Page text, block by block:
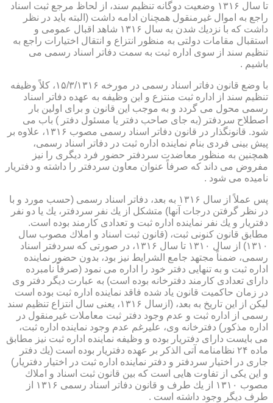
تا سال ۱۳۱۶ وضعیت دوگانه تنظیم سند، از لحاظ مرجع ثبت اسناد
راجع به اموال غیرمنقول همچنان ادامه داشت (البته باید در نظر
داشت كه با نزدیك شدن به سال ۱۳۱۶ شاهد اقبال عمومی و
استقبال مقامات دولتی به منظور انتزاع و انتقال اختیارات راجع به
تنظیم سند از سوی اداره ثبت به سمت دفاتر اسناد رسمی می
باشیم .
با وضع قانون دفاتر اسناد رسمی در مورخه ۱۵/۳/۱۳۱۶، كلاً وظیفه
تنظیم سند از اداره ثبت منتزع و این وظیفه به عهده دفاتر اسناد
رسمی محول می گردد و به موجب این قانون و برای اولین بار
اصطلاح سردفتر (به جای صاحب دفتر یا مسئول دفتر ) باب می
شود. قانونگذار در قانون دفاتر اسناد رسمی مصوب ۱۳۱۶، علاوه بر
پیش بینی فردی بنام نماینده اداره ثبت در دفاتر اسناد رسمی،
همچنین به منظور معاضدت سردفتر حضور فرد دیگری را نیز
مفروض می داند كه صرفاً عنوان معاون سردفتر را داشته و دفتریار
نامیده می شود .
پس عملاً از سال ۱۳۱۶ به بعد، دفاتر اسناد رسمی (حسب مورد و با
در نظر گرفتن درجات آنها) متشكل از یك نفر سردفتر، یك یا دو نفر
دفتریار و یك نفر نماینده اداره ثبت و تعدادی كارمند بوده است.
مطابق قانون كنونی ثبت، (قانون ثبت اسناد و املاك مصوب سال
۱۳۱۰) از سال ۱۳۱۰ تا سال ۱۳۱۶، در صورتی كه سردفتر اسناد
رسمی، ضمناً مجتهد جامع الشرایط نیز بود، بدون حضور نماینده
اداره ثبت و به تنهایی دفتر خود را اداره می نمود (صرفاً نامبرده
دارای تعدادی كارمند دفترخانه بوده است) به عبارت دیگر دفتر وی
در زمان حاكمیت قانون یاد شده فاقد نماینده اداره ثبت بوده است
لیكن از این تاریخ به بعد، (ازسال ۱۳۱۶، یعنی سال انتزاع تنظیم سند
رسمی از اداره ثبت و عدم وجود دفتر ثبت معاملات غیرمنقول در
اداره مذكور) دفترخانه وی، علیرغم عدم وجود نماینده اداره ثبت،
می بایست دارای دفتریار بوده و وظیفه نماینده اداره ثبت نیز مطابق
ماده ۲۴ نظامنامه آتی الذكر بر عهده دفتریار بوده است (یك دفتر
جاری در اختیار سردفتر و دفتر نماینده اداره ثبت در اختیار دفتریار)
و این یكی از تفاوت هایی است كه بین قانون ثبت اسناد و املاك
مصوب ۱۳۱۰ از یك طرف و قانون دفاتر اسناد رسمی ۱۳۱۶ از
طرف دیگر وجود داشته است .